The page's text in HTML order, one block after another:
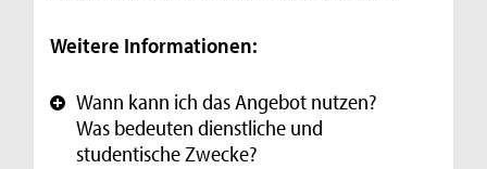
Weitere Informationen:
+ Wann kann ich das Angebot nutzen?
Was bedeuten dienstliche und
studentische Zwecke?